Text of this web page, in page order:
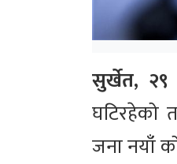
सुर्खेत, २९
घटिरहेको
जना नयाँ